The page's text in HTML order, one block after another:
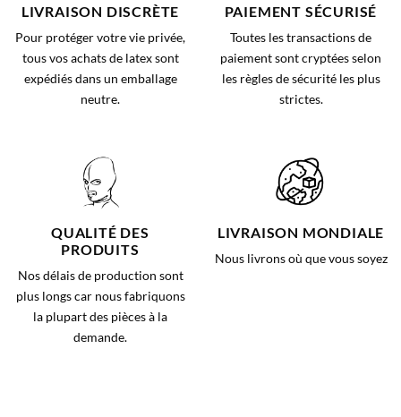
LIVRAISON DISCRÈTE
Pour protéger votre vie privée,
tous vos achats de latex sont
expédiés dans un emballage
neutre.
PAIEMENT SÉCURISÉ
Toutes les transactions de
paiement sont cryptées selon
les règles de sécurité les plus
strictes.
QUALITÉ DES
PRODUITS
Nos délais de production sont
plus longs car nous fabriquons
la plupart des pièces à la
demande.
LIVRAISON MONDIALE
Nous livrons où que vous soyez